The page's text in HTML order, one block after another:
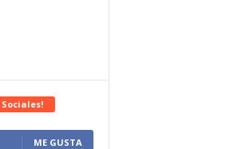
ME GUSTA